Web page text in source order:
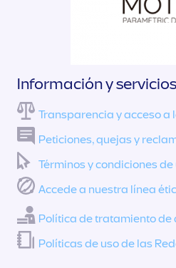
Información y
Transparencia y acceso
Peticiones, quejas y
Términos y condiciones de
Accede a nuestra línea
Política de tratamiento de
Políticas de uso de las